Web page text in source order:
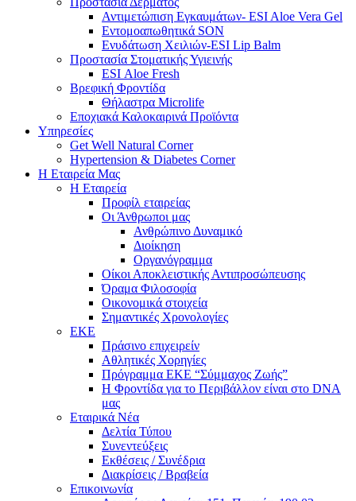
Αντιμετώπιση Εγκαυμάτων- ESI Aloe Vera Gel
Εντομοαπωθητικά SON
Ενυδάτωση Χειλιών-ESI Lip Balm
Προστασία Στοματικής Υγιεινής
ESI Αloe Fresh
Βρεφική Φροντίδα
Θήλαστρα Microlife
Εποχιακά Καλοκαιρινά Προϊόντα
Υπηρεσίες
Get Well Natural Corner
Hypertension & Diabetes Corner
Η Εταιρεία Μας
Η Εταιρεία
Προφίλ εταιρείας
Οι Άνθρωποι μας
Ανθρώπινο Δυναμικό
Διοίκηση
Οργανόγραμμα
Οίκοι Αποκλειστικής Αντιπροσώπευσης
Όραμα Φιλοσοφία
Οικονομικά στοιχεία
Σημαντικές Χρονολογίες
ΕΚΕ
Πράσινο επιχειρείν
Αθλητικές Χορηγίες
Πρόγραμμα ΕΚΕ “Σύμμαχος Ζωής”
Η Φροντίδα για το Περιβάλλον είναι στο DNA
μας
Εταιρικά Νέα
Δελτία Τύπου
Συνεντεύξεις
Εκθέσεις / Συνέδρια
Διακρίσεις / Βραβεία
Επικοινωνία